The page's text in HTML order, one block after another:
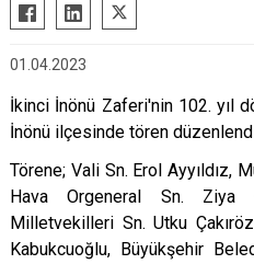
Çifteler
İnönü
Mahmudiye
01.04.2023
İkinci İnönü Zaferi'nin 102. yıl
İnönü ilçesinde tören
Törene; Vali Sn. Erol Ayyıldız,
Hava Orgeneral Sn. Ziya
Milletvekilleri Sn. Utku
Kabukcuoğlu, Büyükşehir